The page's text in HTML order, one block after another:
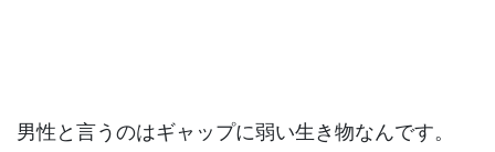
男性と言うのはギャップに弱い生き物なんです。